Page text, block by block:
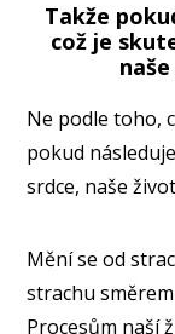
Takže
což je
Ne podle toho,
pokud
srdce, naše
Mění se od
strachu
Procesům naší